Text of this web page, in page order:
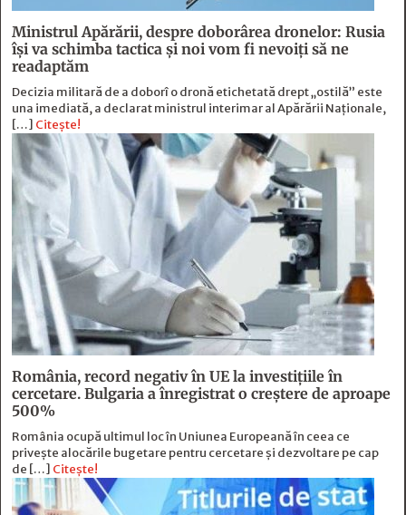
Ministrul Apărării, despre doborârea dronelor: Rusia
îşi va schimba tactica şi noi vom fi nevoiţi să ne
readaptăm
Decizia militară de a doborî o dronă etichetată drept „ostilă” este
una imediată, a declarat ministrul interimar al Apărării Naţionale,
[…] Citește!
România, record negativ în UE la investițiile în
cercetare. Bulgaria a înregistrat o creștere de aproape
500%
România ocupă ultimul loc în Uniunea Europeană în ceea ce
privește alocările bugetare pentru cercetare și dezvoltare pe cap
de […] Citește!